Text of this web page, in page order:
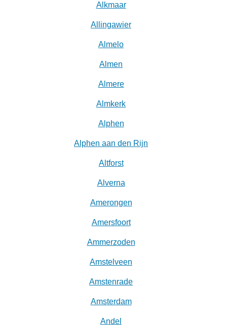
Alkmaar
Allingawier
Almelo
Almen
Almere
Almkerk
Alphen
Alphen aan den Rijn
Altforst
Alverna
Amerongen
Amersfoort
Ammerzoden
Amstelveen
Amstenrade
Amsterdam
Andel